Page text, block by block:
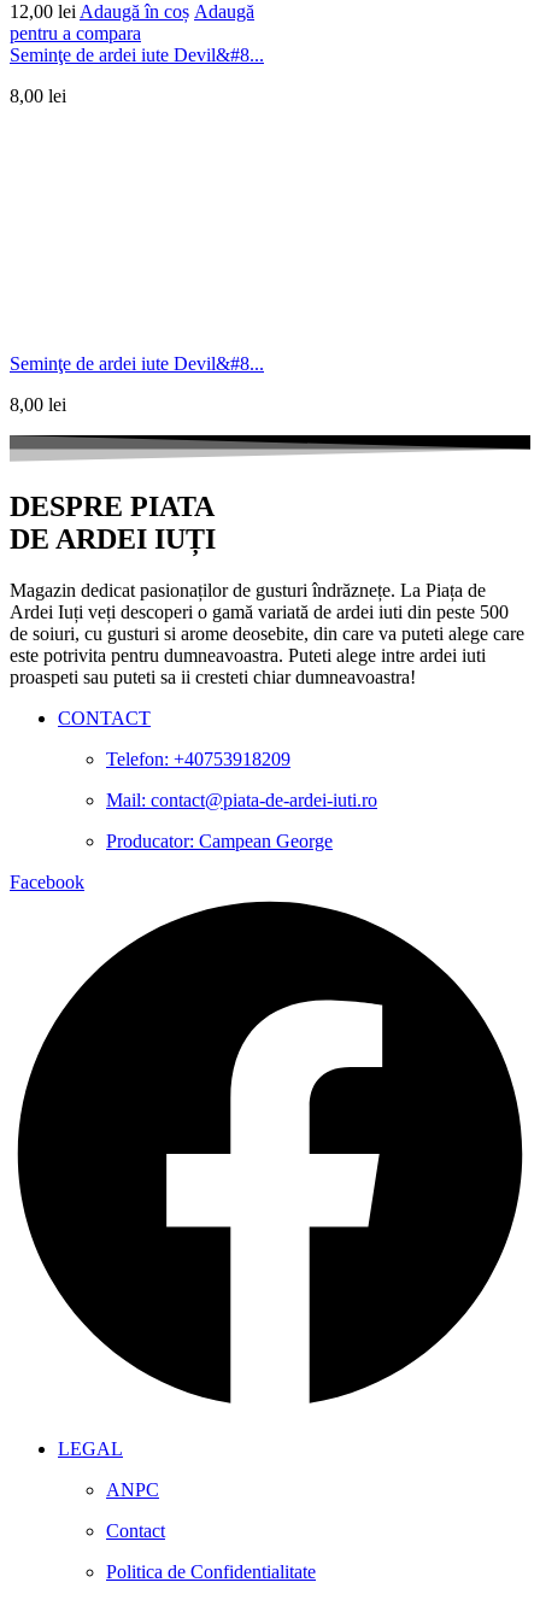
12,00 lei Adaugă în coș Adaugă
pentru a compara
Seminţe de ardei iute Devil&#8...
8,00 lei
Seminţe de ardei iute Devil&#8...
8,00 lei
DESPRE PIATA
DE ARDEI IUȚI
Magazin dedicat pasionaților de gusturi îndrăznețe. La Piața de
Ardei Iuți veți descoperi o gamă variată de ardei iuti din peste 500
de soiuri, cu gusturi si arome deosebite, din care va puteti alege care
este potrivita pentru dumneavoastra. Puteti alege intre ardei iuti
proaspeti sau puteti sa ii cresteti chiar dumneavoastra!
CONTACT
Telefon: +40753918209
Mail: contact@piata-de-ardei-iuti.ro
Producator: Campean George
Facebook
LEGAL
ANPC
Contact
Politica de Confidentialitate